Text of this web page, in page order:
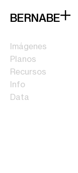
BERNABE
Imágenes
Planos
Recursos
Info
Data